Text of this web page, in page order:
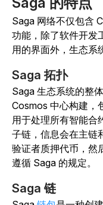
Saga 网络不仅包含
功能，除了软件开发
用的界面外，生态系
Saga 拓扑
Saga 生态系统的整
Cosmos 中心构建，
用于处理所有智能合
子链，信息会在主链
验证者质押代币，然
遵循 Saga 的规定。
Saga 链